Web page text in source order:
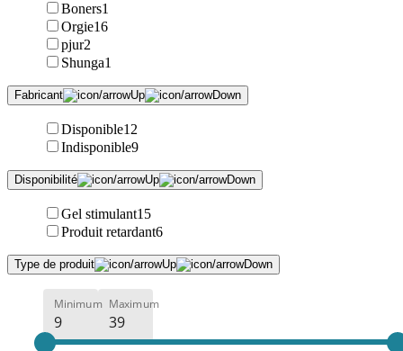
Boners1
Orgie16
pjur2
Shunga1
Fabricant
Disponible12
Indisponible9
Disponibilité
Gel stimulant15
Produit retardant6
Type de produit
Minimum Maximum